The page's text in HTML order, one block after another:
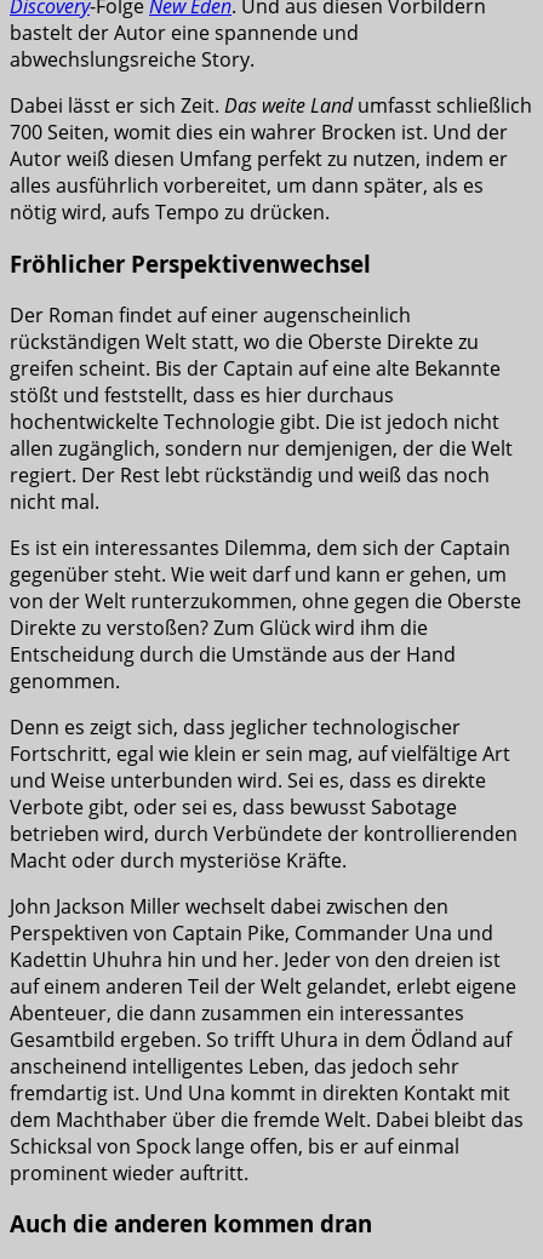
Discovery-FolgeNew Eden. Und aus diesen Vorbildern
bastelt der Autor eine spannende und
abwechslungsreiche Story.
Dabei lässt er sich Zeit. Das weite Landumfasst schließlich
700 Seiten, womit dies ein wahrer Brocken ist. Und der
Autor weiß diesen Umfang perfekt zu nutzen, indem er
alles ausführlich vorbereitet, um dann später, als es
nötig wird, aufs Tempo zu drücken.
Fröhlicher Perspektivenwechsel
Der Roman findet auf einer augenscheinlich
rückständigen Welt statt, wo die Oberste Direkte zu
greifen scheint. Bis der Captain auf eine alte Bekannte
stößt und feststellt, dass es hier durchaus
hochentwickelte Technologie gibt. Die ist jedoch nicht
allen zugänglich, sondern nur demjenigen, der die Welt
regiert. Der Rest lebt rückständig und weiß das noch
nicht mal.
Es ist ein interessantes Dilemma, dem sich der Captain
gegenüber steht. Wie weit darf und kann er gehen, um
von der Welt runterzukommen, ohne gegen die Oberste
Direkte zu verstoßen? Zum Glück wird ihm die
Entscheidung durch die Umstände aus der Hand
genommen.
Denn es zeigt sich, dass jeglicher technologischer
Fortschritt, egal wie klein er sein mag, auf vielfältige Art
und Weise unterbunden wird. Sei es, dass es direkte
Verbote gibt, oder sei es, dass bewusst Sabotage
betrieben wird, durch Verbündete der kontrollierenden
Macht oder durch mysteriöse Kräfte.
John Jackson Miller wechselt dabei zwischen den
Perspektiven von Captain Pike, Commander Una und
Kadettin Uhuhra hin und her. Jeder von den dreien ist
auf einem anderen Teil der Welt gelandet, erlebt eigene
Abenteuer, die dann zusammen ein interessantes
Gesamtbild ergeben. So trifft Uhura in dem Ödland auf
anscheinend intelligentes Leben, das jedoch sehr
fremdartig ist. Und Una kommt in direkten Kontakt mit
dem Machthaber über die fremde Welt. Dabei bleibt das
Schicksal von Spock lange offen, bis er auf einmal
prominent wieder auftritt.
Auch die anderen kommen dran